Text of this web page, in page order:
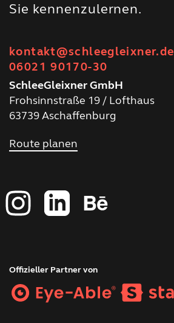
Sie kennenzulernen.
kontakt@schleegleixner.de
06021 90170-30
SchleeGleixner GmbH
Frohsinnstraße 19 / Lofthaus
63739 Aschaffenburg
Route planen
Offizieller Partner von